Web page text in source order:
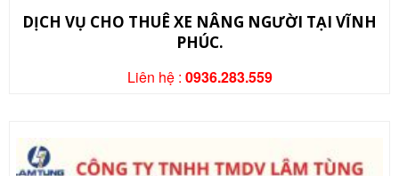
DỊCH VỤ CHO THUÊ XE NÂNG NGƯỜI TẠI VĨNH
PHÚC.
Liên hệ : 0936.283.559